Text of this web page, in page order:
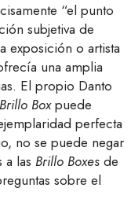
“el punto
subjetiva de
exposición o artista
una amplia
El propio Danto
Brillo Boxpuede
perfecta
no se puede negar
a las Brillo Boxes de
sobre el